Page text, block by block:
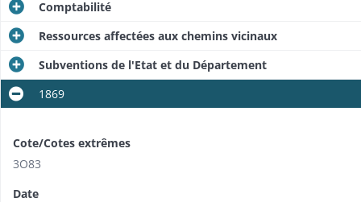
Comptabilité
Ressources affectées aux chemins vicinaux
Subventions de l'Etat et du Département
1869
Cote/Cotes extrêmes
3O83
Date